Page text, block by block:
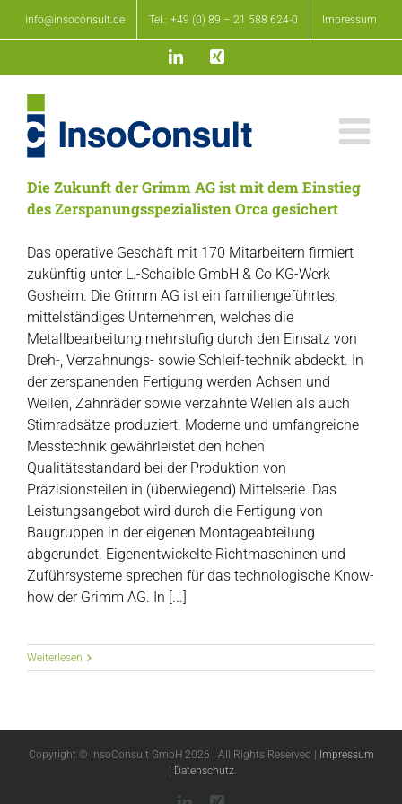
info@insoconsult.de Tel.: +49 (0) 89 – 21 588 624-0 Impressum
LinkedInXing
Die Zukunft der Grimm AG ist mit dem Einstieg
des Zerspanungsspezialisten Orca gesichert
Das operative Geschäft mit 170 Mitarbeitern firmiert
zukünftig unter L.-Schaible GmbH & Co KG-Werk
Gosheim. Die Grimm AG ist ein familiengeführtes,
mittelständiges Unternehmen, welches die
Metallbearbeitung mehrstufig durch den Einsatz von
Dreh-, Verzahnungs- sowie Schleif-technik abdeckt. In
der zerspanenden Fertigung werden Achsen und
Wellen, Zahnräder sowie verzahnte Wellen als auch
Stirnradsätze produziert. Moderne und umfangreiche
Messtechnik gewährleistet den hohen
Qualitätsstandard bei der Produktion von
Präzisionsteilen in (überwiegend) Mittelserie. Das
Leistungsangebot wird durch die Fertigung von
Baugruppen in der eigenen Montageabteilung
abgerundet. Eigenentwickelte Richtmaschinen und
Zuführsysteme sprechen für das technologische Know-
how der Grimm AG. In [...]
Weiterlesen
Copyright © InsoConsult GmbH 2026 | All Rights Reserved |
Impressum
Datenschutz